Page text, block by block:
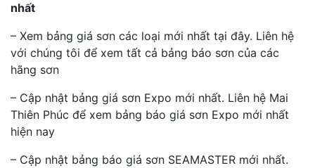
nhất
– Xem bảng giá sơn các loại mới nhất tại đây. Liên hệ
với chúng tôi để xem tất cả bảng báo sơn của các
hãng sơn
– Cập nhật bảng giá sơn Expo mới nhất. Liên hệ Mai
Thiên Phúc để xem bảng báo giá sơn Expo mới nhất
hiện nay
– Cập nhật bảng báo giá sơn SEAMASTER mới nhất.